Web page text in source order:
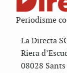
Periodisme
La Directa
Riera
08028